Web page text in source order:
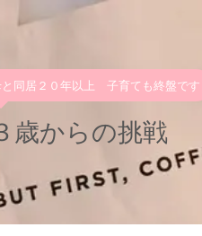
同居２０年以上 子育ても終盤です
歳からの挑戦